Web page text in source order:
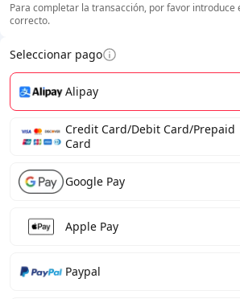
Para completar la transacción, por favor introduce
correcto.
Seleccionar pago
Alipay
Credit Card/Debit Card/Prepaid
Card
Google Pay
Apple Pay
Paypal